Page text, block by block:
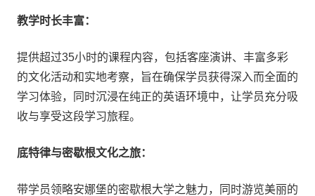
教学时长丰富：
提供超过35小时的课程内容，包括客座演讲、丰富多彩
的文化活动和实地考察，旨在确保学员获得深入而全面的
学习体验，同时沉浸在纯正的英语环境中，让学员充分吸
收与享受这段学习旅程。
底特律与密歇根文化之旅：
带学员领略安娜堡的密歇根大学之魅力，同时游览美丽的